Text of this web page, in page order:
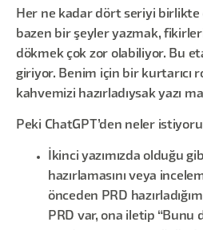
Her ne kadar dört seriyi birlikte
bazen bir şeyler yazmak,
dökmek çok zor olabiliyor. Bu
giriyor. Benim için bir kurtarıcı
kahvemizi hazırladıysak yazı
Peki ChatGPT’den neler
İkinci yazımızda olduğu
hazırlamasını veya
önceden PRD
PRD var, ona iletip “Bunu